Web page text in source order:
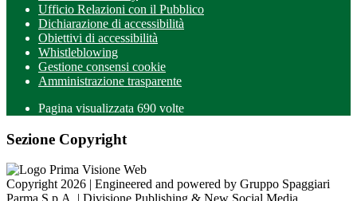
Ufficio Relazioni con il Pubblico
Dichiarazione di accessibilità
Obiettivi di accessibilità
Whistleblowing
Gestione consensi cookie
Amministrazione trasparente
Pagina visualizzata 690 volte
Sezione Copyright
Copyright 2026 | Engineered and powered by Gruppo Spaggiari